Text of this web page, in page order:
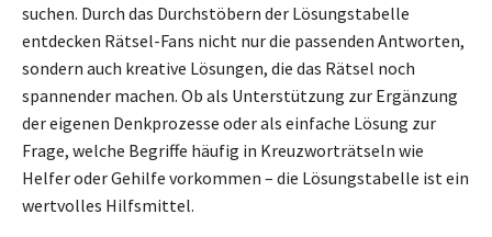
suchen. Durch das Durchstöbern der Lösungstabelle
entdecken Rätsel-Fans nicht nur die passenden Antworten,
sondern auch kreative Lösungen, die das Rätsel noch
spannender machen. Ob als Unterstützung zur Ergänzung
der eigenen Denkprozesse oder als einfache Lösung zur
Frage, welche Begriffe häufig in Kreuzworträtseln wie
Helfer oder Gehilfe vorkommen – die Lösungstabelle ist ein
wertvolles Hilfsmittel.